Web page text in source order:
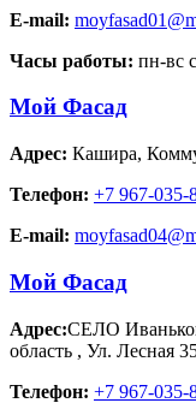
E-mail:
Часы работы: пн-вс
Мой Фасад
Адрес: Кашира,
Телефон: +7 967-035-
E-mail:
Мой Фасад
Адрес:СЕЛО
область , Ул. Лесная
Телефон: +7 967-035-